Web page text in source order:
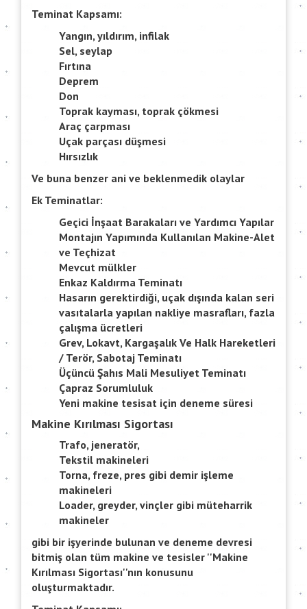
Teminat Kapsamı:
Yangın, yıldırım, infilak
Sel, seylap
Fırtına
Deprem
Don
Toprak kayması, toprak çökmesi
Araç çarpması
Uçak parçası düşmesi
Hırsızlık
Ve buna benzer ani ve beklenmedik olaylar
Ek Teminatlar:
Geçici İnşaat Barakaları ve Yardımcı Yapılar
Montajın Yapımında Kullanılan Makine-Alet
ve Teçhizat
Mevcut mülkler
Enkaz Kaldırma Teminatı
Hasarın gerektirdiği, uçak dışında kalan seri
vasıtalarla yapılan nakliye masrafları, fazla
çalışma ücretleri
Grev, Lokavt, Kargaşalık Ve Halk Hareketleri
/ Terör, Sabotaj Teminatı
Üçüncü Şahıs Mali Mesuliyet Teminatı
Çapraz Sorumluluk
Yeni makine tesisat için deneme süresi
Makine Kırılması Sigortası
Trafo, jeneratör,
Tekstil makineleri
Torna, freze, pres gibi demir işleme
makineleri
Loader, greyder, vinçler gibi müteharrik
makineler
gibi bir işyerinde bulunan ve deneme devresi
bitmiş olan tüm makine ve tesisler ''Makine
Kırılması Sigortası''nın konusunu
oluşturmaktadır.